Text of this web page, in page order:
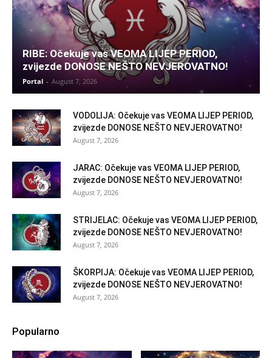
RIBE: Očekuje vas VEOMA LIJEP PERIOD,
zvijezde DONOSE NEŠTO NEVJEROVATNO!
Portal - August 7, 2026
VODOLIJA: Očekuje vas VEOMA LIJEP PERIOD,
zvijezde DONOSE NEŠTO NEVJEROVATNO!
August 7, 2026
JARAC: Očekuje vas VEOMA LIJEP PERIOD,
zvijezde DONOSE NEŠTO NEVJEROVATNO!
August 7, 2026
STRIJELAC: Očekuje vas VEOMA LIJEP PERIOD,
zvijezde DONOSE NEŠTO NEVJEROVATNO!
August 7, 2026
ŠKORPIJA: Očekuje vas VEOMA LIJEP PERIOD,
zvijezde DONOSE NEŠTO NEVJEROVATNO!
August 7, 2026
Popularno